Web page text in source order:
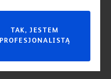
TAK, JESTEM
PROFESJONALISTĄ